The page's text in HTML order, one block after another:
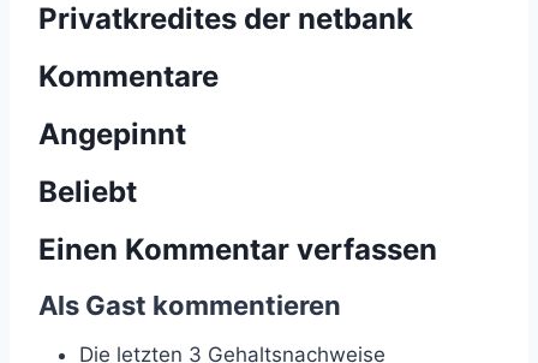
Privatkredites der netbank
Kommentare
Angepinnt
Beliebt
Einen Kommentar verfassen
Als Gast kommentieren
Die letzten 3 Gehaltsnachweise